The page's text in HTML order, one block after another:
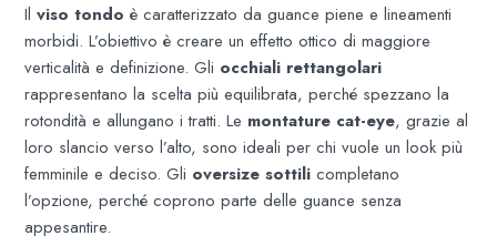
Ilviso tondo è caratterizzato da guance piene e lineamenti
morbidi. L’obiettivo è creare un effetto ottico di maggiore
verticalità e definizione. Gli occhiali rettangolari
rappresentano la scelta più equilibrata, perché spezzano la
rotondità e allungano i tratti. Le montature cat-eye, grazie al
loro slancio verso l’alto, sono ideali per chi vuole un look più
femminile e deciso. Gli oversize sottili completano
l’opzione, perché coprono parte delle guance senza
appesantire.